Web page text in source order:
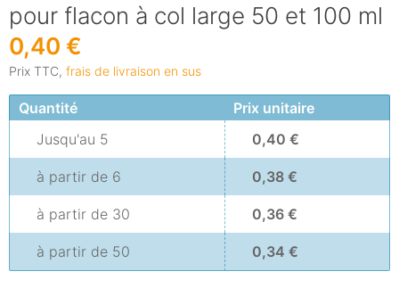
pour flacon à col large 50 et 100 ml
0,40 €
Prix TTC, frais de livraison en sus
Quantité
Prix unitaire
Jusqu'au 5 0,40 €
à partir de 6 0,38 €
à partir de 30 0,36 €
à partir de 50 0,34 €